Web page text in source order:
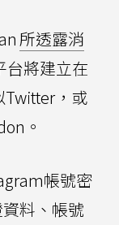
所透露消
台將建立在
Twitter，或
。
帳號密
料、帳號